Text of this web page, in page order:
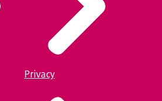
Privacy